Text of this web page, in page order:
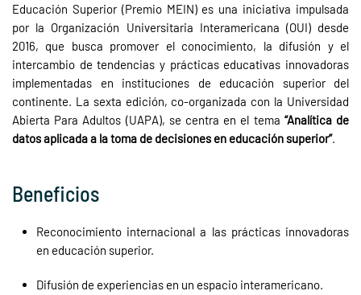
Educación Superior (Premio MEIN) es una iniciativa impulsada
por la Organización Universitaria Interamericana (OUI) desde
2016, que busca promover el conocimiento, la difusión y el
intercambio de tendencias y prácticas educativas innovadoras
implementadas en instituciones de educación superior del
continente. La sexta edición, co-organizada con la Universidad
Abierta Para Adultos (UAPA), se centra en el tema “Analítica de
datos aplicada a la toma de decisiones en educación superior”.
Beneficios
Reconocimiento internacional a las prácticas innovadoras
en educación superior.
Difusión de experiencias en un espacio interamericano.